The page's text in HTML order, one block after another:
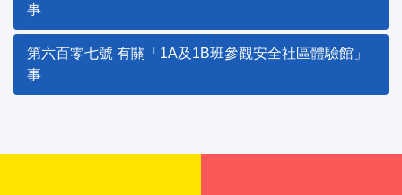
事
第六百零七號 有關「1A及1B班參觀安全社區體驗館」
事